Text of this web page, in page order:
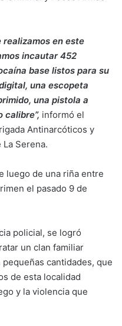
realizamos en este
incautar 452
base listos para su
una escopeta
una pistola a
calibre”, informó el
Antinarcóticos y
Serena.
luego de una riña entre
el pasado 9 de
policial, se logró
un clan familiar
cantidades, que
de esta localidad
y la violencia que